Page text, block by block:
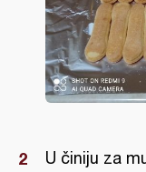
U činiju za